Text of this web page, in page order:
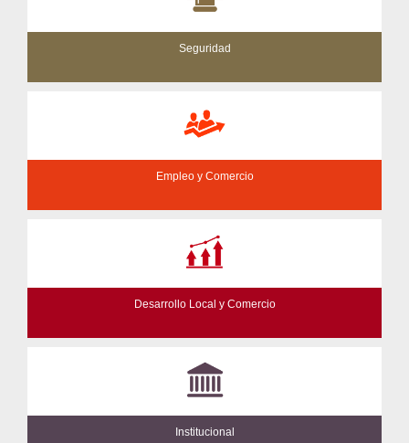
Seguridad
Empleo y Comercio
Desarrollo Local y Comercio
Institucional